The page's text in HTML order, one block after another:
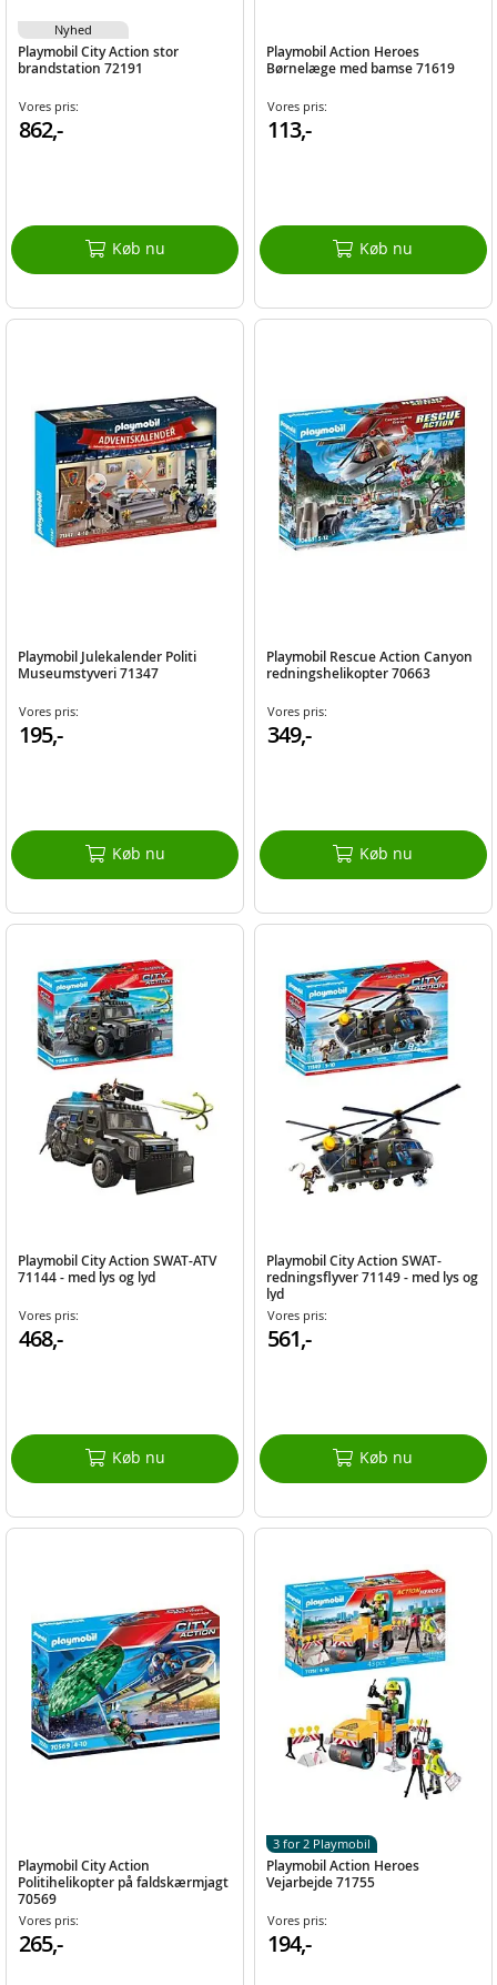
Playmobil City Action stor
brandstation 72191
Vores pris:
862,-
Køb nu
Nyhed
Playmobil Action Heroes
Børnelæge med bamse 71619
Vores pris:
113,-
Køb nu
Playmobil Julekalender Politi
Museumstyveri 71347
Vores pris:
195,-
Køb nu
Playmobil Rescue Action Canyon
redningshelikopter 70663
Vores pris:
349,-
Køb nu
Playmobil City Action SWAT-ATV
71144 - med lys og lyd
Vores pris:
468,-
Køb nu
Playmobil City Action SWAT-
redningsflyver 71149 - med lys og
lyd
Vores pris:
561,-
Køb nu
Playmobil City Action
Politihelikopter på faldskærmjagt
70569
Vores pris:
265,-
Playmobil Action Heroes
Vejarbejde 71755
Vores pris:
194,-
3 for 2 Playmobil